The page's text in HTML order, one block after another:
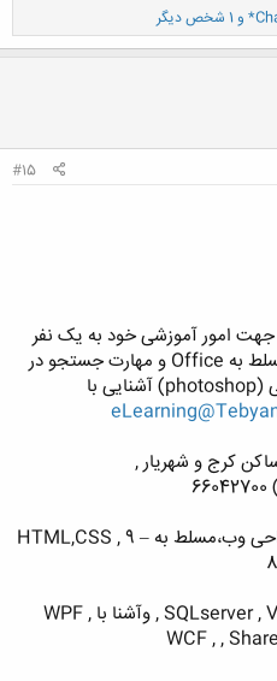
و 1 شخص دیگر
#15
امور آموزشی خود به یک نفر
خانم با شرایط ذیل نیازمند است. مسلط به Office و مهارت جستجو در
اینترنت آشنا با نرم افزارهای گرافیکی (photoshop) آشنایی با
کرج و شهریار ,
کارشناس نرم افزارباسابقه کار , درطراحی وب،مسلط به HTML,CSS , 9 –
مهندس نرم افزار , مسلط به , SQLserver , VB.net , وآشنا با WPF ,
WCF , ,